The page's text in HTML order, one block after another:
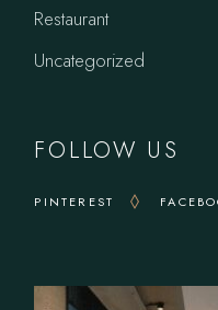
Restaurant
Uncategorized
FOLLOW US
PINTEREST